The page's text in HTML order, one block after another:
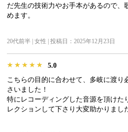
だ先生の技術力やお手本があるので、
めます。
こちらのスクールに通い始めてから、
20代前半 | 女性 | 投稿日：2025年12月23日
★★★★★
★★★★★
★★★★★
5.0
こちらの目的に合わせて、多岐に渡り
さいました！
特にレコーディングした音源を頂けた
レクションして下さり大変助かりまし
音楽活動を成長させていきたいので、